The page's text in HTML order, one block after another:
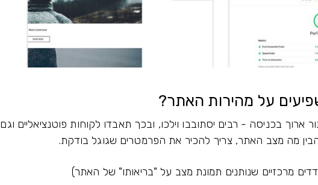
על מהירות האתר?
ארוך בכניסה - רבים יסתובבו וילכו, ובכך תאבדו לקוחות פוטנציאליים וגם
מה מצב האתר, צריך להכיר את הפרמטרים שגוגל בודקת.
מרכזיים שנותנים תמונת מצב על "בריאותו" של האתר)